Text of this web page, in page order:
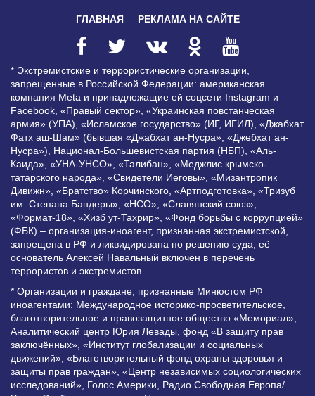
ГЛАВНАЯ РЕКЛАМА НА САЙТЕ
* Экстремистские и террористические организации,
запрещенные в Российской Федерации: американская
компания Meta и принадлежащие ей соцсети Instagram и
Facebook, «Правый сектор», «Украинская повстанческая
армия» (УПА), «Исламское государство» (ИГ, ИГИЛ), «Джабхат
Фатх аш-Шам» (бывшая «Джабхат ан-Нусра», «Джебхат ан-
Нусра»), Национал-Большевистская партия (НБП), «Аль-
Каида», «УНА-УНСО», «Талибан», «Меджлис крымско-
татарского народа», «Свидетели Иеговы», «Мизантропик
Дивижн», «Братство» Корчинского, «Артподготовка», «Тризуб
им. Степана Бандеры», «НСО», «Славянский союз»,
«Формат-18», «Хизб ут-Тахрир», «Фонд борьбы с коррупцией»
(ФБК) – организация-иноагент, признанная экстремистской,
запрещена в РФ и ликвидирована по решению суда; её
основатель Алексей Навальный включён в перечень
террористов и экстремистов.
* Организации и граждане, признанные Минюстом РФ
иноагентами: Международное историко-просветительское,
благотворительное и правозащитное общество «Мемориал»,
Аналитический центр Юрия Левады, фонд «В защиту прав
заключённых», «Институт глобализации и социальных
движений», «Благотворительный фонд охраны здоровья и
защиты прав граждан», «Центр независимых социологических
исследований», Голос Америки, Радио Свободная Европа/